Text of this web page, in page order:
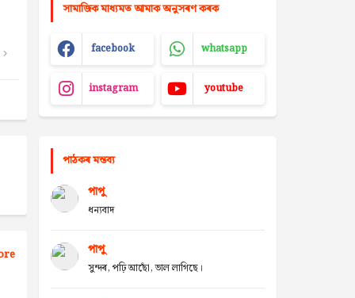
সামাজিক মাধ্যমত আমাক অনুসৰণ কৰক
facebook whatsapp
instagram youtube
পাঠকৰ মন্তব্য
পাপু
ধন্যবাদ
পাপু
সুন্দৰ, পঢ়ি আছোঁ, ভাল লাগিছে।